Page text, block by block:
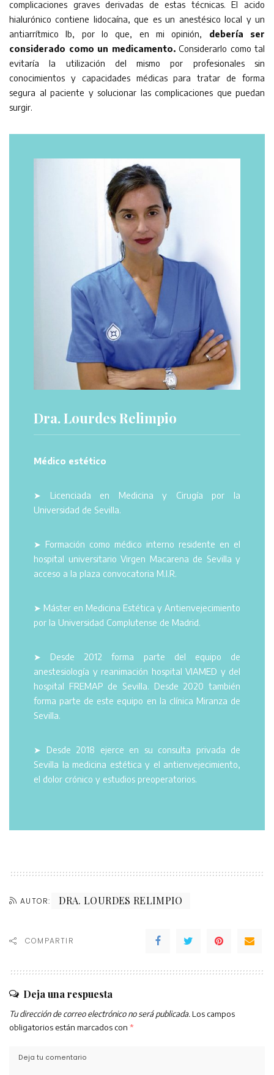
complicaciones graves derivadas de estas técnicas. El acido
hialurónico contiene lidocaína, que es un anestésico local y un
antiarrítmico lb, por lo que, en mi opinión, debería ser
considerado como un medicamento.Considerarlo como tal
evitaría la utilización del mismo por profesionales sin
conocimientos y capacidades médicas para tratar de forma
segura al paciente y solucionar las complicaciones que puedan
surgir.
Dra. Lourdes Relimpio
Médico estético
➤ Licenciada en Medicina y Cirugía por la
Universidad de Sevilla.
➤ Formación como médico interno residente en el
hospital universitario Virgen Macarena de Sevilla y
acceso a la plaza convocatoria M.I.R.
➤ Máster en Medicina Estética y Antienvejecimiento
por la Universidad Complutense de Madrid.
➤ Desde 2012 forma parte del equipo de
anestesiología y reanimación hospital VIAMED y del
hospital FREMAP de Sevilla. Desde 2020 también
forma parte de este equipo en la clínica Miranza de
Sevilla.
➤ Desde 2018 ejerce en su consulta privada de
Sevilla la medicina estética y el antienvejecimiento,
el dolor crónico y estudios preoperatorios.
AUTOR: DRA. LOURDES RELIMPIO
COMPARTIR
Deja una respuesta
Tu dirección de correo electrónico no será publicada. Los campos
obligatorios están marcados con *